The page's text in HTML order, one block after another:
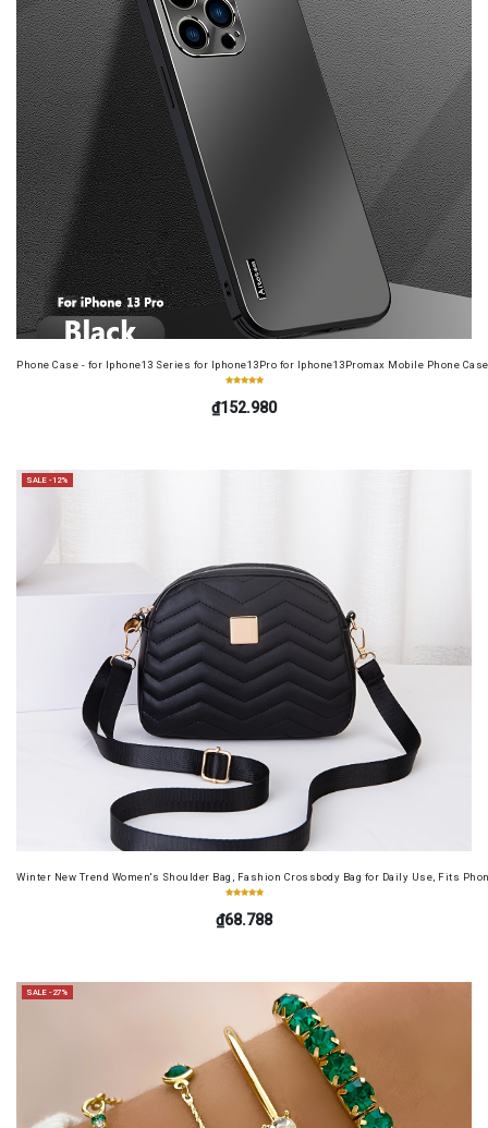
Phone Case - for Iphone13 Series for Iphone13Pro for Iphone13Promax Mobile Phone
₫152.980
SALE -12%
Winter New Trend Women's Shoulder Bag, Fashion Crossbody Bag for Daily Use, Fits
₫68.788
SALE -27%